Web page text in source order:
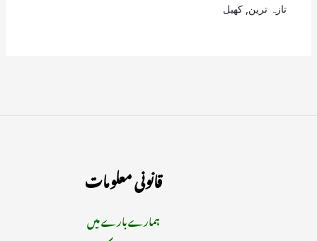
تازہ ترین کھیل
قانونی معلومات
ہمارے بارے میں